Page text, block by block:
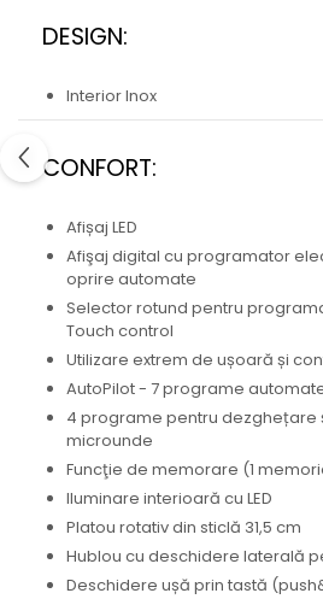
DESIGN:
Interior Inox
CONFORT:
Afișaj LED
Afişaj digital cu programator
oprire automate
Selector rotund pentru
Touch control
Utilizare extrem de ușoară și
AutoPilot - 7 programe
4 programe pentru dezghețare
microunde
Funcţie de memorare (1
Iluminare interioară cu LED
Platou rotativ din sticlă 31,5 cm
Hublou cu deschidere laterală
Deschidere ușă prin tastă